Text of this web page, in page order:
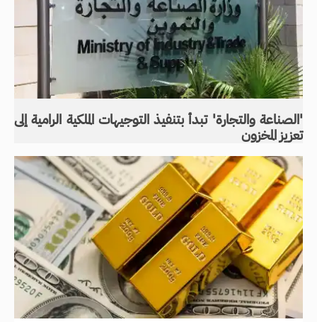
'الصناعة والتجارة' تبدأ بتنفيذ التوجيهات الملكية الرامية إلى
تعزيز المخزون